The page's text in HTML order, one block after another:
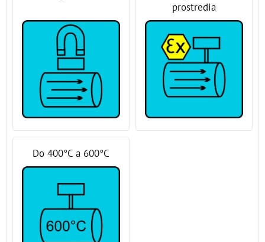
prostredia
Do 400°C a 600°C